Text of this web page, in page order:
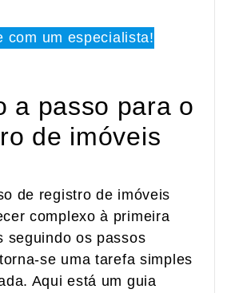
com um especialista!
a passo para o
de imóveis
de registro de imóveis
complexo à primeira
seguindo os passos
se uma tarefa simples
Aqui está um guia